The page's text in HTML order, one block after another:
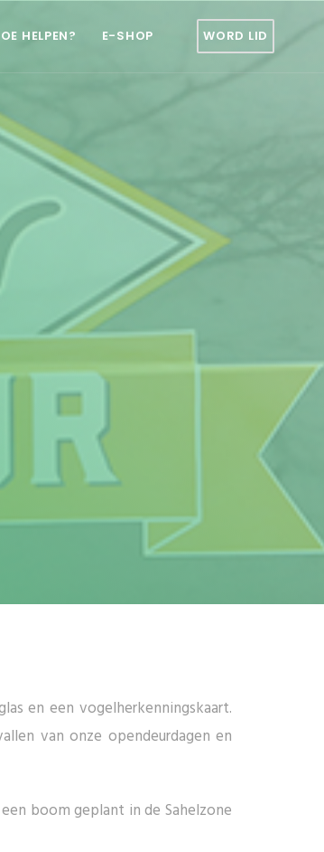
HELPEN? E-SHOP WORD LID
en een vogelherkenningskaart.
van onze opendeurdagen en
boom geplant in de Sahelzone